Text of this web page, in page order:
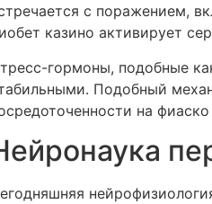
с поражением,
казино активирует
гормоны, подобные
Подобный
на